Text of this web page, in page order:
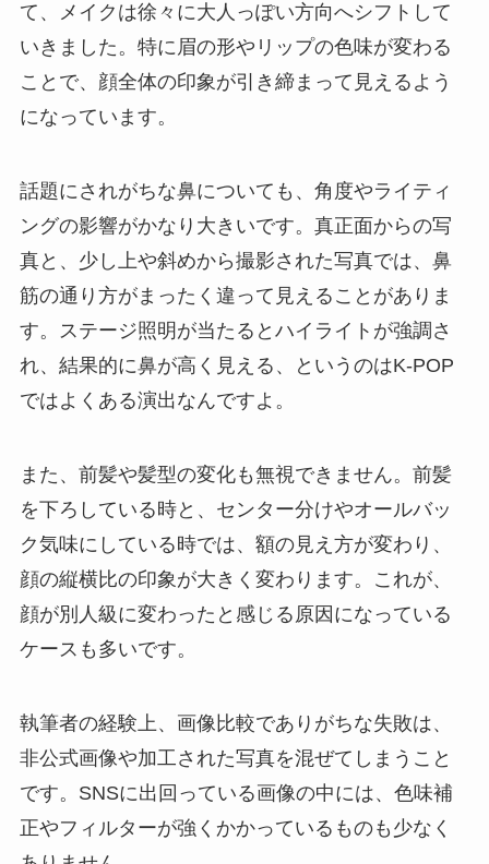
て、メイクは徐々に大人っぽい方向へシフトして
いきました。特に眉の形やリップの色味が変わる
ことで、顔全体の印象が引き締まって見えるよう
になっています。
話題にされがちな鼻についても、角度やライティ
ングの影響がかなり大きいです。真正面からの写
真と、少し上や斜めから撮影された写真では、鼻
筋の通り方がまったく違って見えることがありま
す。ステージ照明が当たるとハイライトが強調さ
れ、結果的に鼻が高く見える、というのはK-POP
ではよくある演出なんですよ。
また、前髪や髪型の変化も無視できません。前髪
を下ろしている時と、センター分けやオールバッ
ク気味にしている時では、額の見え方が変わり、
顔の縦横比の印象が大きく変わります。これが、
顔が別人級に変わったと感じる原因になっている
ケースも多いです。
執筆者の経験上、画像比較でありがちな失敗は、
非公式画像や加工された写真を混ぜてしまうこと
です。SNSに出回っている画像の中には、色味補
正やフィルターが強くかかっているものも少なく